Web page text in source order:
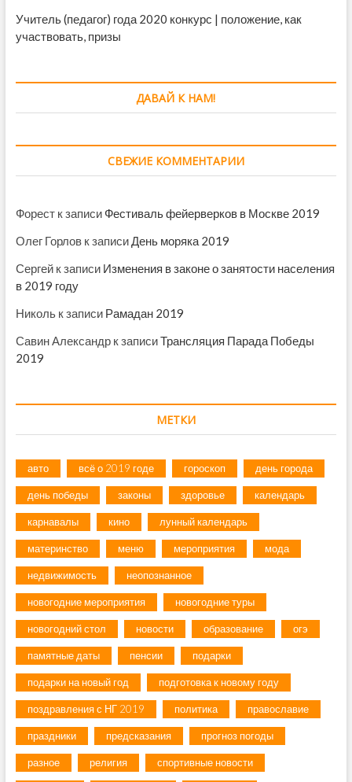
Учитель (педагог) года 2020 конкурс | положение, как
участвовать, призы
ДАВАЙ К НАМ!
СВЕЖИЕ КОММЕНТАРИИ
Форестк записи Фестиваль фейерверков в Москве 2019
Олег Горловк записиДень моряка 2019
Сергейк записи Изменения в законе о занятости населения
в 2019 году
Никольк записи Рамадан 2019
Савин Александрк записиТрансляция Парада Победы
2019
МЕТКИ
авто всё о 2019 годе гороскоп день города
день победы законы здоровье календарь
карнавалы кино лунный календарь
материнство меню мероприятия мода
недвижимость неопознанное
новогодние мероприятия новогодние туры
новогодний стол новости образование огэ
памятные даты пенсии подарки
подарки на новый год подготовка к новому году
поздравления с НГ 2019 политика православие
праздники предсказания прогноз погоды
разное религия спортивные новости